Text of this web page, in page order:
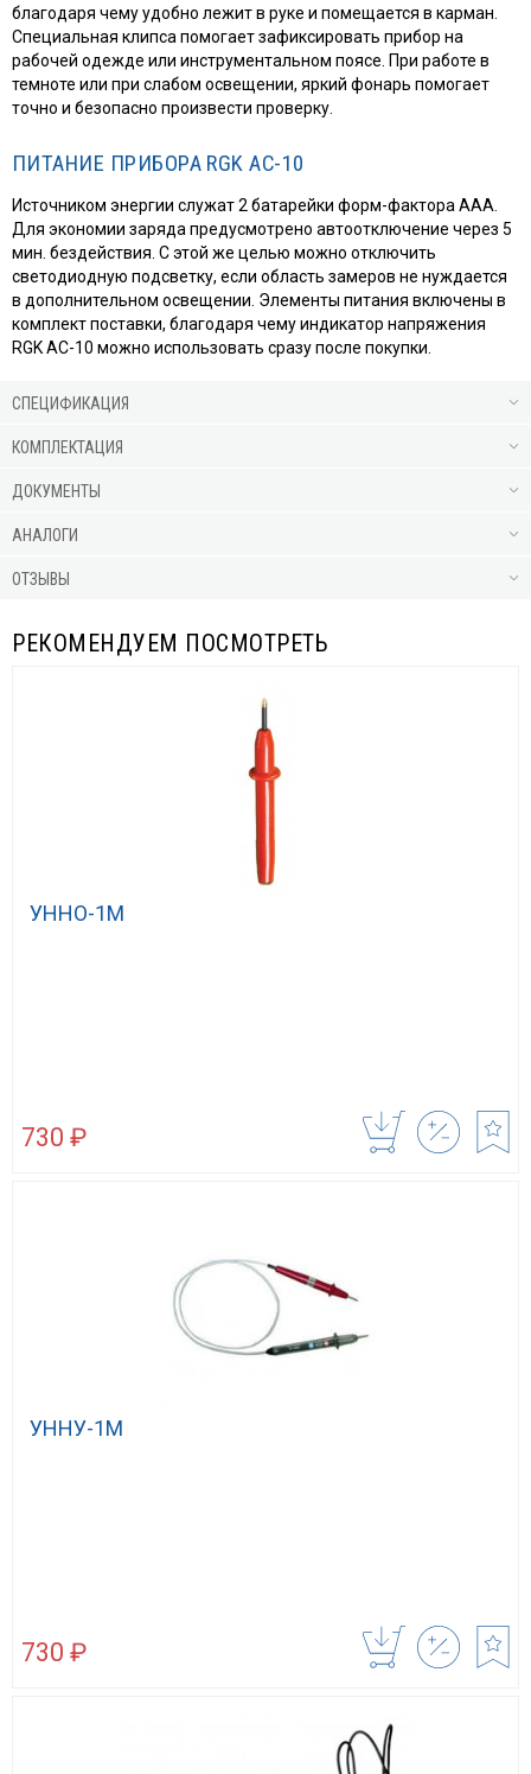
благодаря чему удобно лежит в руке и помещается в карман.
Специальная клипса помогает зафиксировать прибор на
рабочей одежде или инструментальном поясе. При работе в
темноте или при слабом освещении, яркий фонарь помогает
точно и безопасно произвести проверку.
ПИТАНИЕ ПРИБОРА RGK AC-10
Источником энергии служат 2 батарейки форм-фактора ААА.
Для экономии заряда предусмотрено автоотключение через 5
мин. бездействия. С этой же целью можно отключить
светодиодную подсветку, если область замеров не нуждается
в дополнительном освещении. Элементы питания включены в
комплект поставки, благодаря чему индикатор напряжения
RGK AC-10 можно использовать сразу после покупки.
СПЕЦИФИКАЦИЯ
КОМПЛЕКТАЦИЯ
ДОКУМЕНТЫ
АНАЛОГИ
ОТЗЫВЫ
РЕКОМЕНДУЕМ ПОСМОТРЕТЬ
УННО-1М
730 ₽
УННУ-1М
730 ₽